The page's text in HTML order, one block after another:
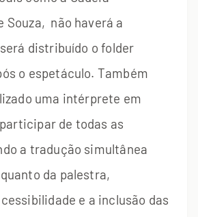
Souza, não haverá a
distribuído o folder
o espetáculo. Também
uma intérprete em
de todas as
a tradução simultânea
da palestra,
e a inclusão das